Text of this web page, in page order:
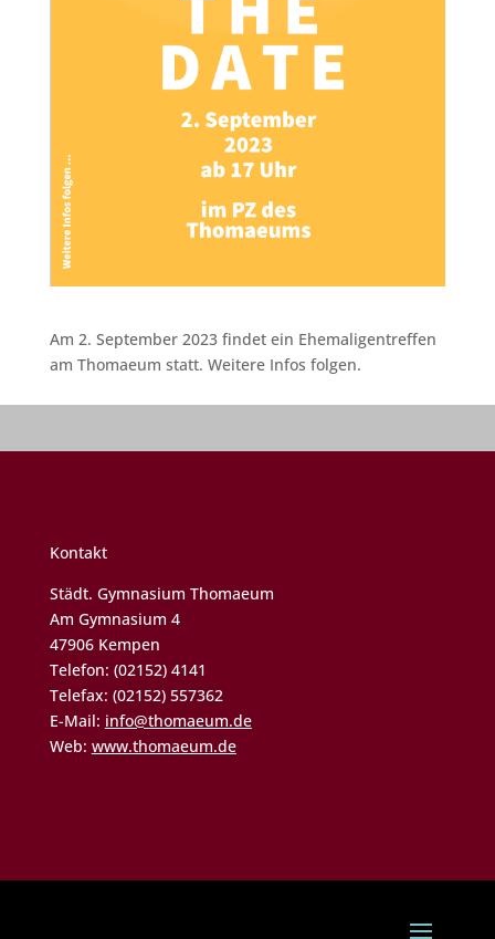
Am 2. September 2023 findet ein Ehemaligentreffen
am Thomaeum statt. Weitere Infos folgen.
Kontakt
Städt. Gymnasium Thomaeum
Am Gymnasium 4
47906 Kempen
Telefon: (02152) 4141
Telefax: (02152) 557362
E-Mail: info@thomaeum.de
Web: www.thomaeum.de